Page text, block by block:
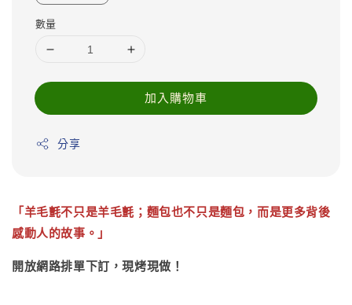
數量
加入購物車
分享
「羊毛氈不只是羊毛氈；麵包也不只是麵包，而是更多背後
感動人的故事。」
開放網路排單下訂，現烤現做！